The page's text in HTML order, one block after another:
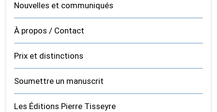
Nouvelles et communiqués
À propos / Contact
Prix et distinctions
Soumettre un manuscrit
Les Éditions Pierre Tisseyre